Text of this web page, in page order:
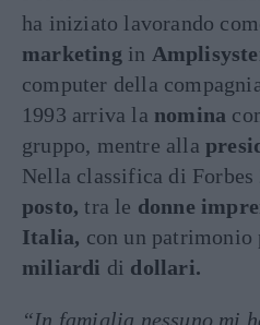
ha iniziato lavorando
marketing in
computer della
1993 arriva la nomina
gruppo, mentre alla
Nella classifica di Forbes
posto, tra le donne
Italia, con un patrimonio
miliardi di dollari.
“In famiglia nessuno mi